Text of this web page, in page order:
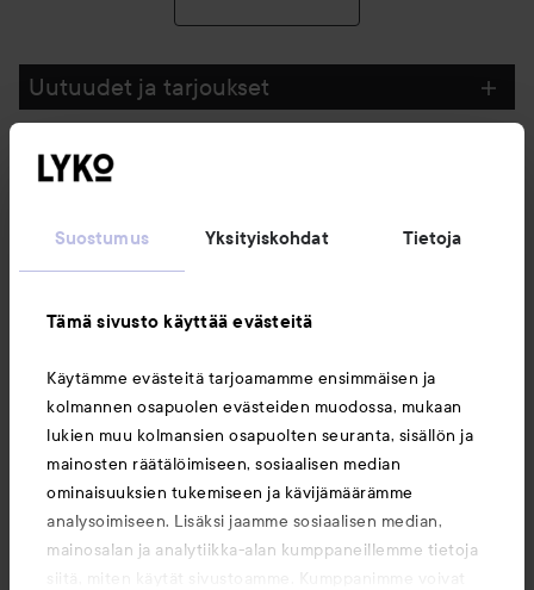
Suostumus Yksityiskohdat Tietoja
Tämä sivusto käyttää evästeitä
Käytämme evästeitä tarjoamamme ensimmäisen ja
kolmannen osapuolen evästeiden muodossa, mukaan
lukien muu kolmansien osapuolten seuranta, sisällön ja
mainosten räätälöimiseen, sosiaalisen median
ominaisuuksien tukemiseen ja kävijämäärämme
analysoimiseen. Lisäksi jaamme sosiaalisen median,
mainosalan ja analytiikka-alan kumppaneillemme tietoja
Uutuudet ja tarjoukset
Seuraa meitä
Asiakaspalvelu
Tietoja
Saattaisit myös tykätä